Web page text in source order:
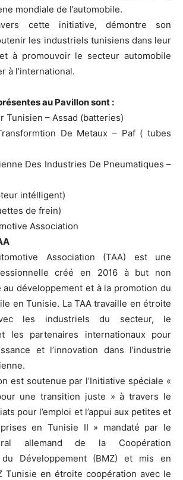
mondiale de l’automobile.
cette initiative, démontre son
les industriels tunisiens dans leur
à promouvoir le secteur automobile
à l’international.
au Pavillon sont :
Tunisien – Assad (batteries)
De Metaux – Paf ( tubes
Des Industries De Pneumatiques –
intélligent)
de frein)
Association
Association (TAA) est une
créé en 2016 à but non
développement et à la promotion du
en Tunisie. La TAA travaille en étroite
les industriels du secteur, le
les partenaires internationaux pour
et l’innovation dans l’industrie
est soutenue par l’Initiative spéciale «
une transition juste » à travers le
pour l’emploi et l’appui aux petites et
en Tunisie II » mandaté par le
allemand de la Coopération
Développement (BMZ) et mis en
Tunisie en étroite coopération avec le